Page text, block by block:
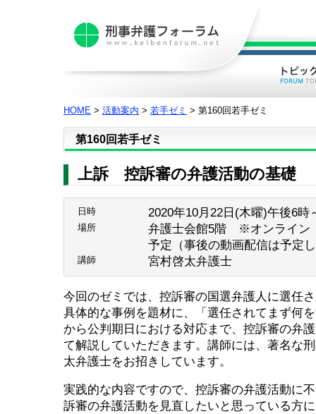
HOME > 活動案内 > 若手ゼミ > 第160回若手ゼミ
第160回若手ゼミ
上訴 控訴審の弁護活動の基礎
日時 2020年10月22日(木曜)午後6時
場所
弁護士会館5階 ※オンライン
予定（事後の動画配信は予定
講師 宮村啓太弁護士
今回のゼミでは、控訴審の国選弁護人に選任
具体的な事例を題材に、「選任されてまず何
から公判期日における対応まで、控訴審の弁
て解説していただきます。講師には、著名な
太弁護士をお招きしています。
実践的な内容ですので、控訴審の弁護活動に
訴審の弁護活動を見直したいと思っている方